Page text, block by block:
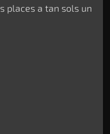
places a tan sols un